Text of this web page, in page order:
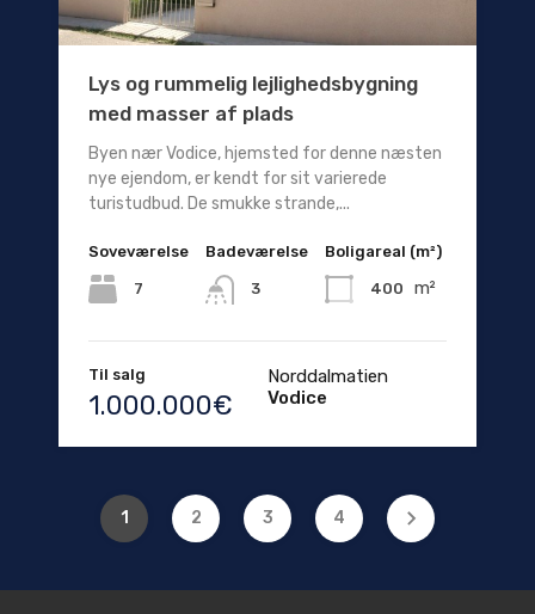
Lys og rummelig lejlighedsbygning
med masser af plads
Byen nær Vodice, hjemsted for denne næsten
nye ejendom, er kendt for sit varierede
turistudbud. De smukke strande,...
Soveværelse
7
Badeværelse
3
Boligareal (m²)
400 m²
Til salg
1.000.000€
Norddalmatien
Vodice
1 2 3 4